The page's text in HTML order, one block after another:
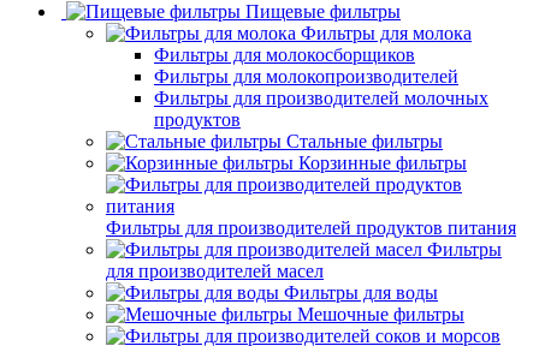
Пищевые фильтры
Фильтры для молока
Фильтры для молокосборщиков
Фильтры для молокопроизводителей
Фильтры для производителей молочных
продуктов
Стальные фильтры
Корзинные фильтры
Фильтры для производителей продуктов питания
Фильтры
для производителей масел
Фильтры для воды
Мешочные фильтры